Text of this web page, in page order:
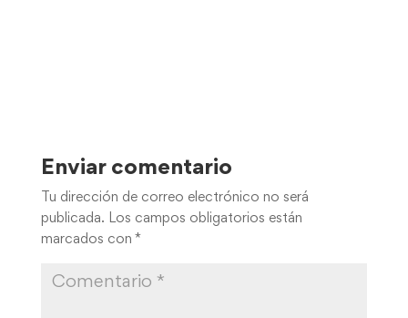
Enviar comentario
Tu dirección de correo electrónico no será
publicada.
Los campos obligatorios están
marcados con *